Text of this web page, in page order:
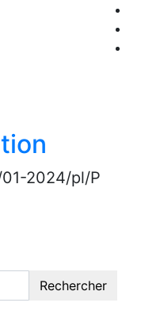
2024/pl/P
Rechercher